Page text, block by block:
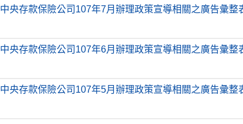
中央存款保險公司107年7月辦理政策宣導相關之廣告彙整
中央存款保險公司107年6月辦理政策宣導相關之廣告彙整
中央存款保險公司107年5月辦理政策宣導相關之廣告彙整